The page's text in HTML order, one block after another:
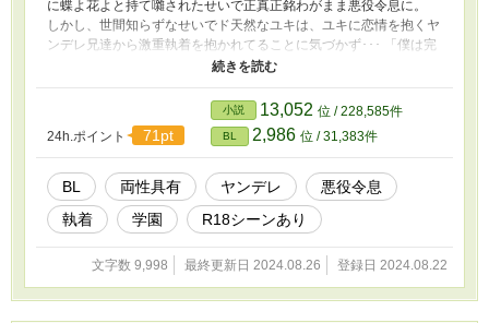
に蝶よ花よと持て囃されたせいで正真正銘わがまま悪役令息に。
しかし、世間知らずなせいでド天然なユキは、ユキに恋情を抱くヤ
ンデレ兄達から激重執着を抱かれてることに気づかず･･･ 「僕は完
璧だから皆から崇め称えられて当然なんだ！ん？どうしたの兄さ
ん。えっどうしてそんなとこ触るの？んっ･･･僕が可愛いから？あ
っ…♡ん…そっかぁ･･･それなら仕方ないのかぁ･･･」
24h.ポイント 71pt
小説 13,052 位 / 228,585件
BL 2,986 位 / 31,383件
BL 両性具有 ヤンデレ
悪役令息
執着
学園 R18シーンあり
文字数 9,998 最終更新日 2024.08.26 登録日 2024.08.22